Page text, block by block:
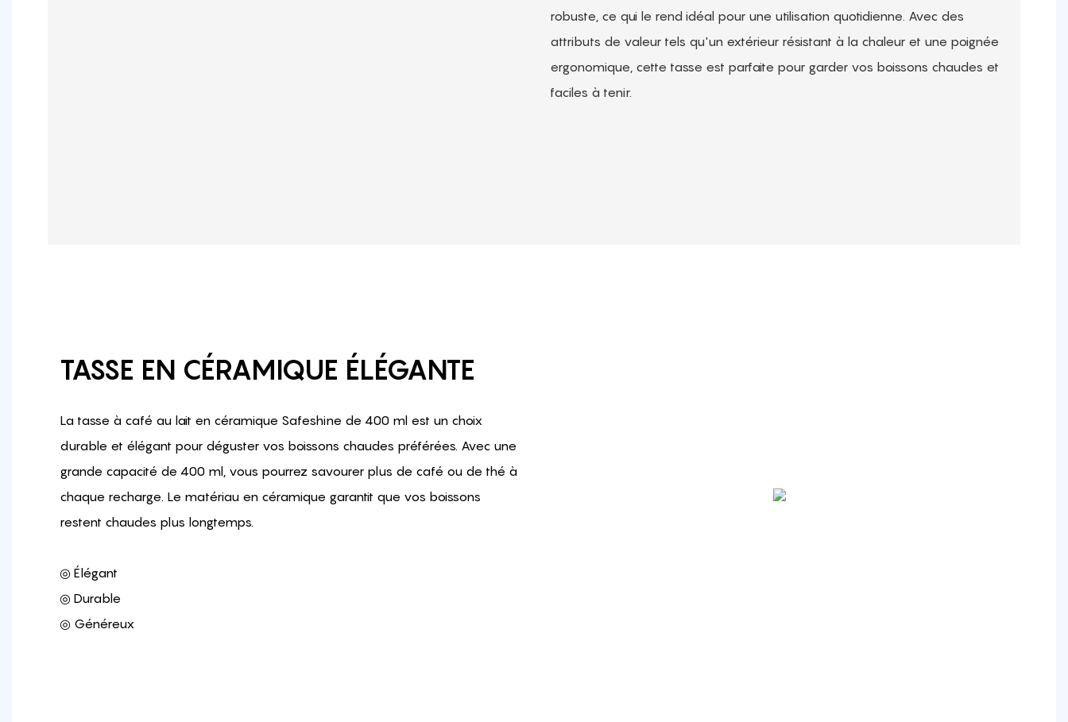
robuste, ce qui le rend idéal pour une utilisation quotidienne. Avec des
attributs de valeur tels qu'un extérieur résistant à la chaleur et une poignée
ergonomique, cette tasse est parfaite pour garder vos boissons chaudes et
faciles à tenir.
TASSE EN CÉRAMIQUE ÉLÉGANTE
La tasse à café au lait en céramique Safeshine de 400 ml est un choix
durable et élégant pour déguster vos boissons chaudes préférées. Avec une
grande capacité de 400 ml, vous pourrez savourer plus de café ou de thé à
chaque recharge. Le matériau en céramique garantit que vos boissons
restent chaudes plus longtemps.
◎ Élégant
◎ Durable
◎ Généreux